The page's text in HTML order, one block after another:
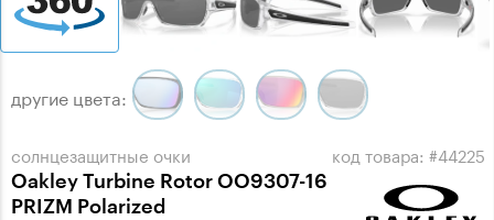
солнцезащитные очки
Oakley Turbine Rotor OO9307-16
PRIZM Polarized
код товара: #44225
другие цвета: